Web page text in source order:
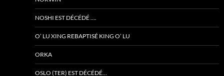
NOSHI EST DÉCÉDÉ ….
O’ LU XING REBAPTISÉ KING O’ LU
ORKA
OSLO (TER) EST DÉCÉDÉ…